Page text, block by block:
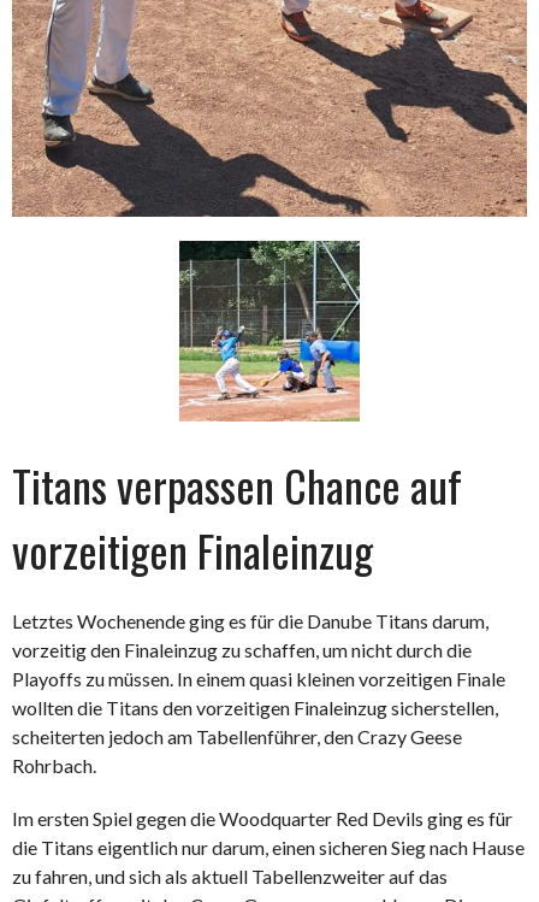
Titans verpassen Chance auf
vorzeitigen Finaleinzug
Letztes Wochenende ging es für die Danube Titans darum,
vorzeitig den Finaleinzug zu schaffen, um nicht durch die
Playoffs zu müssen. In einem quasi kleinen vorzeitigen Finale
wollten die Titans den vorzeitigen Finaleinzug sicherstellen,
scheiterten jedoch am Tabellenführer, den Crazy Geese
Rohrbach.
Im ersten Spiel gegen die Woodquarter Red Devils ging es für
die Titans eigentlich nur darum, einen sicheren Sieg nach Hause
zu fahren, und sich als aktuell Tabellenzweiter auf das